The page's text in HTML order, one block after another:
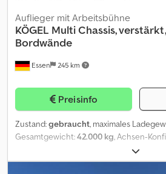
Essen 245 km
Auflieger mit Arbeitsbühne
KÖGEL Multi Chassis, verstärkt,
Bordwände
Preisinfo
Zustand:gebraucht, maximales
Gesamtgewicht:42.000 kg, Achsen-
, nächste Prüfung
Ausstattung:ABS, Unseren kompletten